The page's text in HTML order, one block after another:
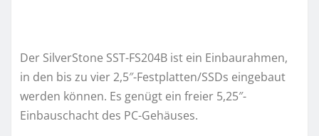
Der SilverStone SST-FS204B ist ein Einbaurahmen,
in den bis zu vier 2,5″-Festplatten/SSDs eingebaut
werden können. Es genügt ein freier 5,25″-
Einbauschacht des PC-Gehäuses.